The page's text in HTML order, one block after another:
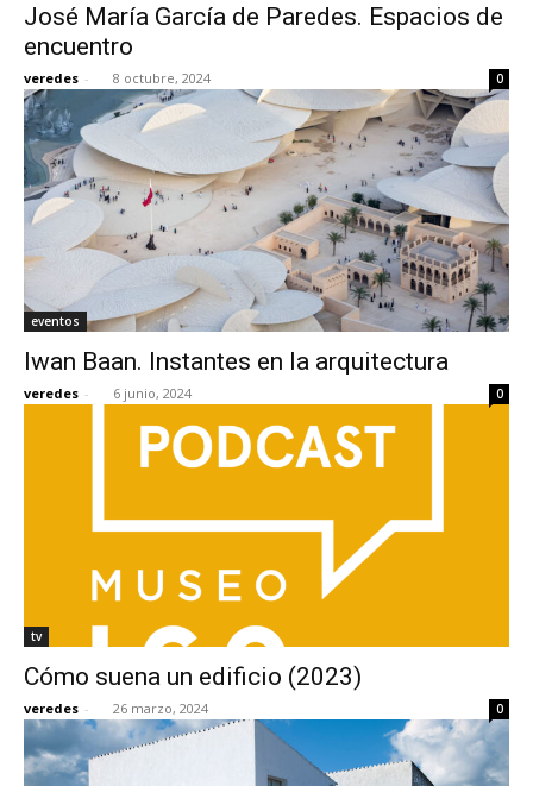
José María García de Paredes. Espacios de
encuentro
veredes - 8 octubre, 2024 0
eventos
Iwan Baan. Instantes en la arquitectura
veredes - 6 junio, 2024 0
tv
Cómo suena un edificio (2023)
veredes - 26 marzo, 2024 0